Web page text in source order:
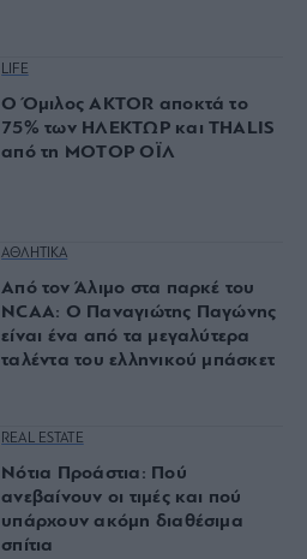
LIFE
Ο Όμιλος AKTOR αποκτά το
75% των ΗΛΕΚΤΩΡ και THALIS
από τη ΜΟΤΟΡ ΟΪΛ
ΑΘΛΗΤΙΚΑ
Από τον Άλιμο στα παρκέ του
NCAA: Ο Παναγιώτης Παγώνης
είναι ένα από τα μεγαλύτερα
ταλέντα του ελληνικού μπάσκετ
REAL ESTATE
Νότια Προάστια: Πού
ανεβαίνουν οι τιμές και πού
υπάρχουν ακόμη διαθέσιμα
σπίτια